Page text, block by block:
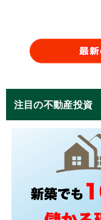
注目の不動産投資